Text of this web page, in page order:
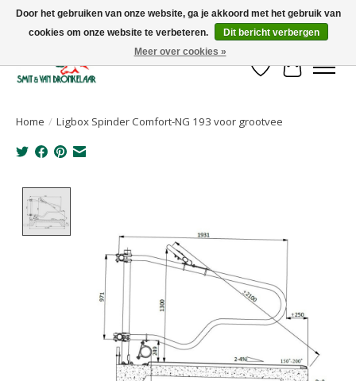
Uw leverancier voor stalinrichtingen en het opruwen van betonvloeren!
Verlanglijst
Home / Ligbox Spinder Comfort-NG 193 voor grootvee
Door het gebruiken van onze website, ga je akkoord met het gebruik van
cookies om onze website te verbeteren.
Dit bericht verbergen
Meer over cookies »